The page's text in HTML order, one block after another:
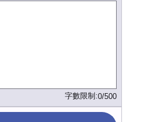
字數限制:0/500